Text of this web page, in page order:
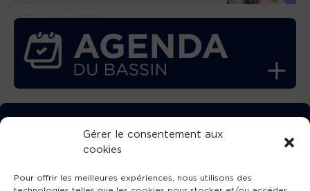
Gérer le consentement aux
cookies
Pour offrir les meilleures expériences, nous utilisons des
TÉLÉCHARGEZ GRATUITEMENT
L’APPLICATION TVBA !